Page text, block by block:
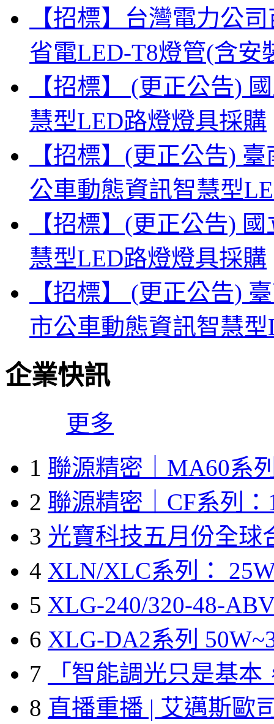
【招標】台灣電力公
省電LED-T8燈管(含
【招標】 (更正公告)
慧型LED路燈燈具採購
【招標】(更正公告)
公車動態資訊智慧型
【招標】(更正公告)
慧型LED路燈燈具採購
【招標】 (更正公告)
市公車動態資訊智慧
企業快訊
更多
1 聯源精密｜MA60系
2 聯源精密｜CF系列：
3 光寶科技五月份全球
4 XLN/XLC系列：
5 XLG-240/320-48-
6 XLG-DA2系列
7
「智能調光只是基本
8 直播重播 | 艾邁斯歐